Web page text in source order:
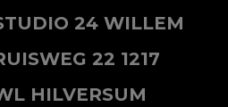
24 WILLEM
22 1217
HILVERSUM